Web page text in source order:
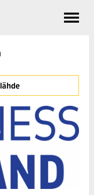
Toggle